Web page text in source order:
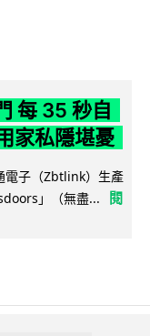
每 35 秒自
家私隱堪憂
電子（Zbtlink）生產
」（無盡...
閱